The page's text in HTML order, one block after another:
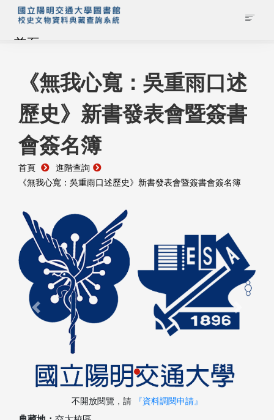
首頁
藏品查詢
校史館簡介
藏品清單全覽
資料調閱申請
管理者登入
《無我心寬：吳重雨口述
歷史》新書發表會暨簽書
會簽名簿
首頁
進階查詢
《無我心寬：吳重雨口述歷史》新書發表會暨簽書會簽名簿
Previous Next
不開放閱覽，請 『資料調閱申請』